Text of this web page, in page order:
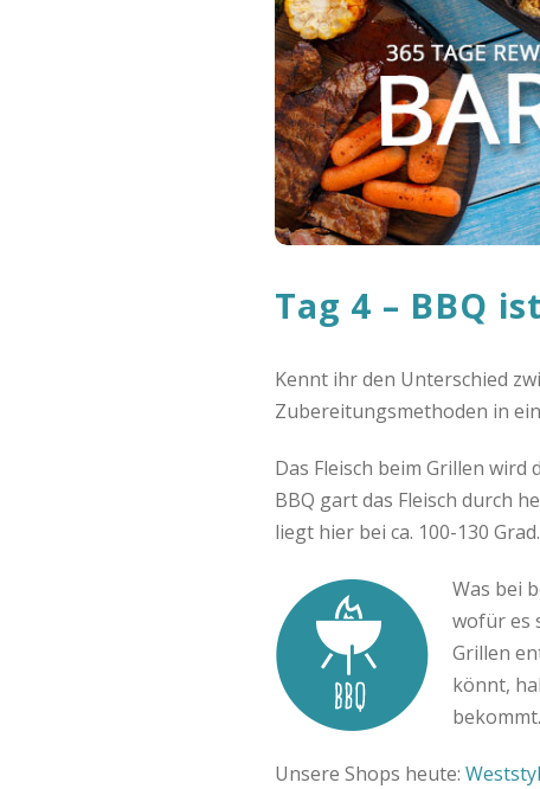
o
C
a
s
h
b
a
c
k
B
l
o
g
Tag 4 – BBQ
Kennt ihr den Unterschied
Zubereitungsmethoden in
Das Fleisch beim Grillen
BBQ gart das Fleisch durch
liegt hier bei ca. 100-130 Grad.
Was bei
wofür es
Grillen
könnt,
bekommt.
Unsere Shops heute: